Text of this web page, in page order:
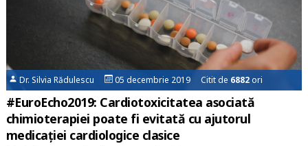
Dr. Silvia Rădulescu 05 decembrie 2019 Citit de 6882ori
#EuroEcho2019: Cardiotoxicitatea asociată
chimioterapiei poate fi evitată cu ajutorul
medicației cardiologice clasice